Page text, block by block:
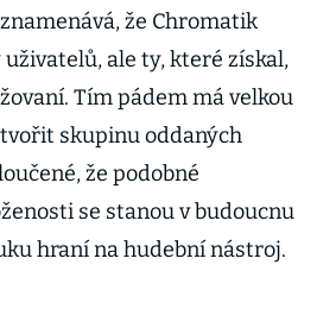
že Chromatik
ale ty, které získal,
Tím pádem má velkou
skupinu oddaných
že podobné
se stanou v budoucnu
hraní na hudební nástroj.